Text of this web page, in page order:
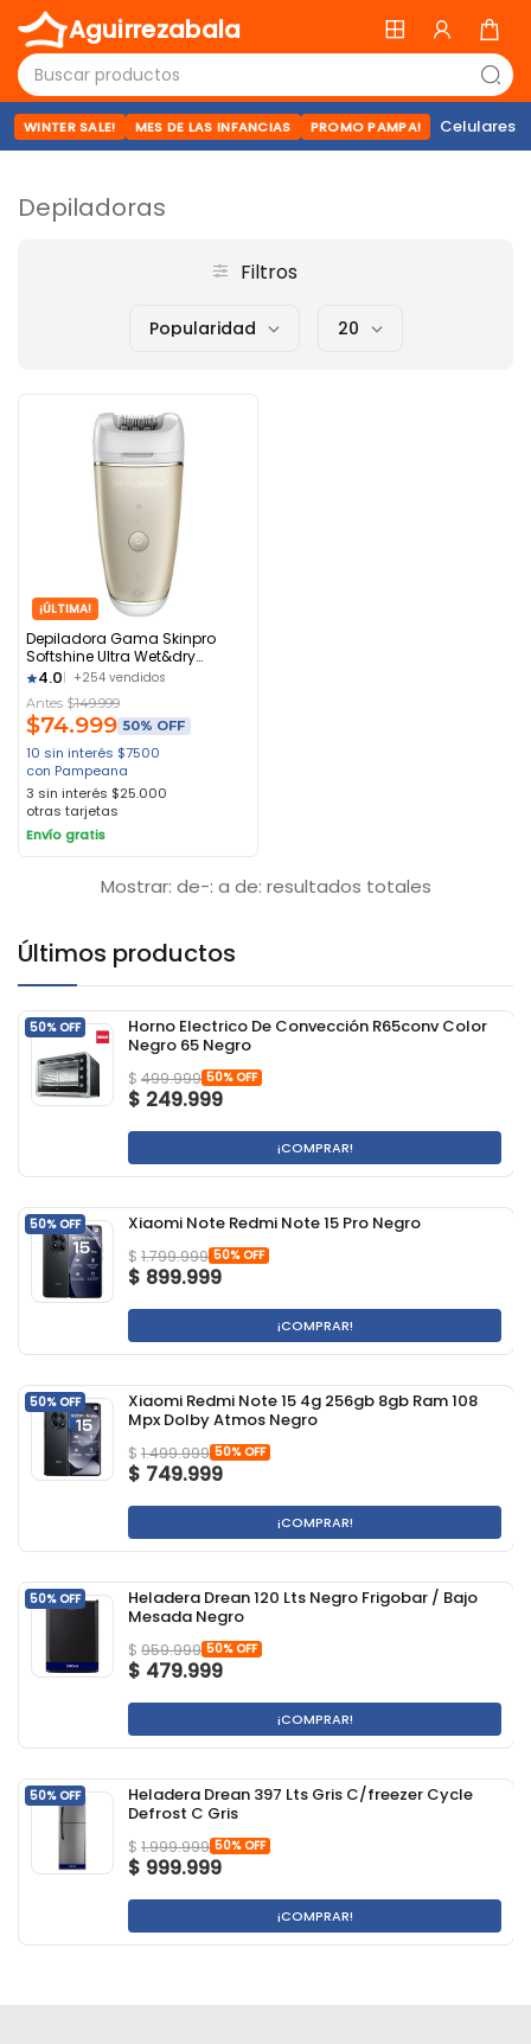
Aguirrezabala
WINTER SALE! MES DE LAS INFANCIAS PROMO PAMPA! Celulares
Últimos productos
50% OFF
Horno Electrico De Convección R65conv Color
Negro 65 Negro
$ 499.999 50% OFF
$ 249.999
¡COMPRAR!
50% OFF Xiaomi Note Redmi Note 15 Pro Negro
$ 1.799.999 50% OFF
$ 899.999
¡COMPRAR!
50% OFF
Xiaomi Redmi Note 15 4g 256gb 8gb Ram 108
Mpx Dolby Atmos Negro
$ 1.499.999 50% OFF
$ 749.999
¡COMPRAR!
50% OFF
Heladera Drean 120 Lts Negro Frigobar / Bajo
Mesada Negro
$ 959.999 50% OFF
$ 479.999
¡COMPRAR!
50% OFF
Heladera Drean 397 Lts Gris C/freezer Cycle
Defrost C Gris
$ 1.999.999 50% OFF
$ 999.999
¡COMPRAR!
Depiladoras
Filtros
Popularidad 20
¡ÚLTIMA!
Depiladora Gama Skinpro
Softshine Ultra Wet&dry
Inalámbrica
4.0 +254 vendidos
Antes $149.999
$74.999 50% OFF
10 sin interés $7500
con Pampeana
3 sin interés $25.000
otras tarjetas
Envío gratis
Mostrar: de-: a de: resultados totales